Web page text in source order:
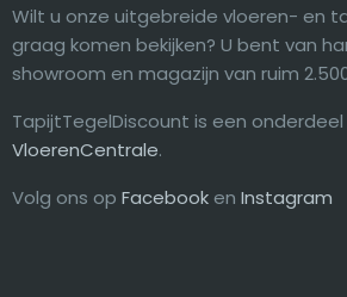
Wilt u onze uitgebreide vloeren- en
graag komen bekijken? U bent van
showroom en magazijn van ruim
TapijtTegelDiscount is een onderdeel
VloerenCentrale.
Volg ons op Facebook en Instagram